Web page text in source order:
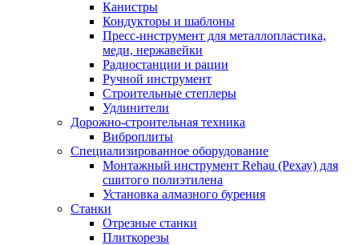
Канистры
Кондукторы и шаблоны
Пресс-инструмент для металлопластика,
меди, нержавейки
Радиостанции и рации
Ручной инструмент
Строительные степлеры
Удлинители
Дорожно-строительная техника
Виброплиты
Специализированное оборудование
Монтажный инструмент Rehau (Рехау) для
сшитого полиэтилена
Установка алмазного бурения
Станки
Отрезные станки
Плиткорезы